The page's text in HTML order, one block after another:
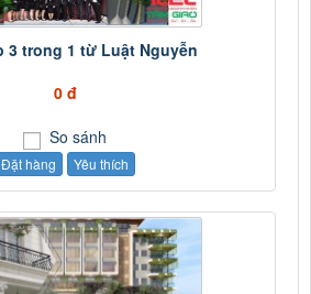
3 trong 1 từ Luật Nguyễn
0 đ
So sánh
Đặt hàng Yêu thích